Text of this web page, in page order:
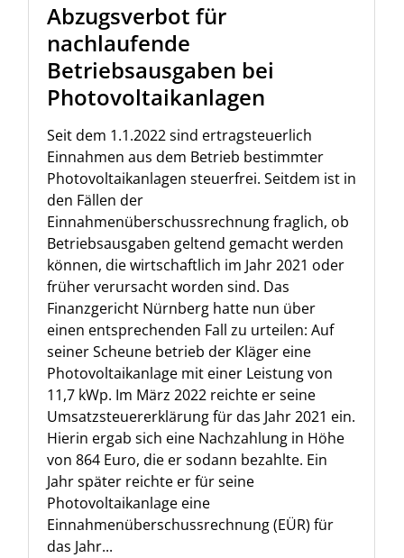
Abzugsverbot für
nachlaufende
Betriebsausgaben bei
Photovoltaikanlagen
Seit dem 1.1.2022 sind ertragsteuerlich
Einnahmen aus dem Betrieb bestimmter
Photovoltaikanlagen steuerfrei. Seitdem ist in
den Fällen der
Einnahmenüberschussrechnung fraglich, ob
Betriebsausgaben geltend gemacht werden
können, die wirtschaftlich im Jahr 2021 oder
früher verursacht worden sind. Das
Finanzgericht Nürnberg hatte nun über
einen entsprechenden Fall zu urteilen: Auf
seiner Scheune betrieb der Kläger eine
Photovoltaikanlage mit einer Leistung von
11,7 kWp. Im März 2022 reichte er seine
Umsatzsteuererklärung für das Jahr 2021 ein.
Hierin ergab sich eine Nachzahlung in Höhe
von 864 Euro, die er sodann bezahlte. Ein
Jahr später reichte er für seine
Photovoltaikanlage eine
Einnahmenüberschussrechnung (EÜR) für
das Jahr...